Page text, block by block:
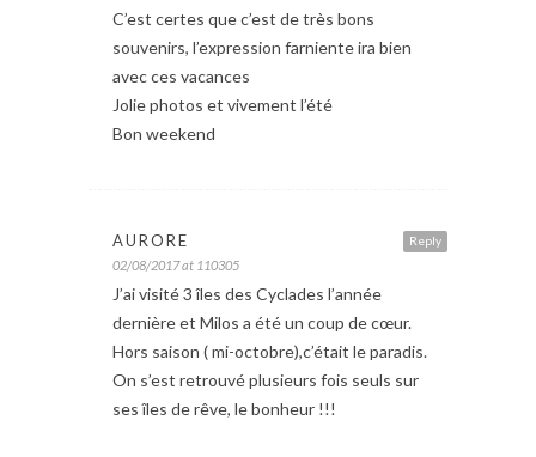
C’est certes que c’est de très bons
souvenirs, l’expression farniente ira bien
avec ces vacances
Jolie photos et vivement l’été
Bon weekend
Reply
AURORE
02/08/2017 at 110305
J’ai visité 3 îles des Cyclades l’année
dernière et Milos a été un coup de cœur.
Hors saison ( mi-octobre),c’était le paradis.
On s’est retrouvé plusieurs fois seuls sur
ses îles de rêve, le bonheur !!!